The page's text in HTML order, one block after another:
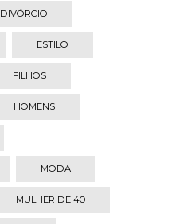
DIVÓRCIO
ESTILO
FILHOS
HOMENS
MODA
MULHER DE 40